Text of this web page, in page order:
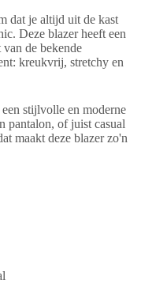
dat je altijd uit de kast
Deze blazer heeft een
de bekende
kreukvrij, stretchy en
stijlvolle en moderne
pantalon, of juist casual
maakt deze blazer zo'n